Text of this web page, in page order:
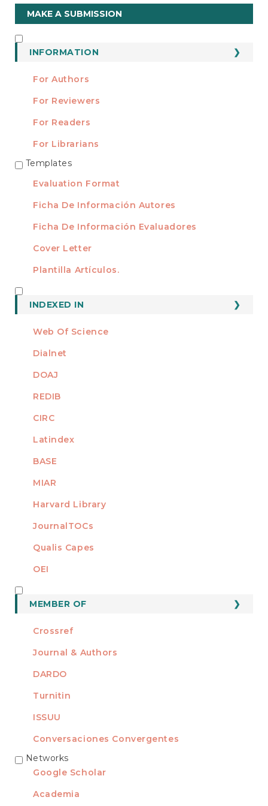
Make
a
Submission
MAKE A SUBMISSION
INFORMATION
For Authors
For Reviewers
For Readers
For Librarians
TEMPLATES
Templates
Evaluation Format
Ficha De Información Autores
Ficha De Información Evaluadores
Cover Letter
Plantilla Artículos.
INDEXED IN
Web Of Science
Dialnet
DOAJ
REDIB
CIRC
Latindex
BASE
MIAR
Harvard Library
JournalTOCs
Qualis Capes
OEI
MEMBER OF
Crossref
Journal & Authors
DARDO
Turnitin
ISSUU
Conversaciones Convergentes
REDES
Networks
Google Scholar
Academia